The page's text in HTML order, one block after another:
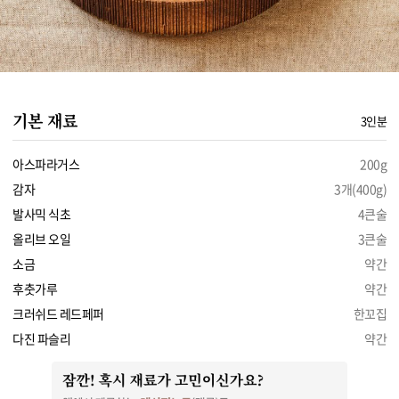
기본 재료 3인분
아스파라거스
200g
감자
3개(400g)
발사믹 식초
4큰술
올리브 오일
3큰술
소금
약간
후춧가루
약간
크러쉬드 레드페퍼
한꼬집
다진 파슬리
약간